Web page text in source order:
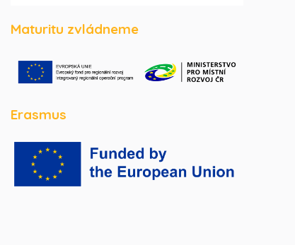
Maturitu zvládneme
Erasmus